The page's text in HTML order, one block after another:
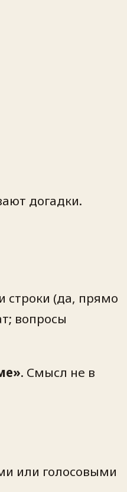
догадки.
строки (да, прямо
вопросы
. Смысл не в
или голосовыми